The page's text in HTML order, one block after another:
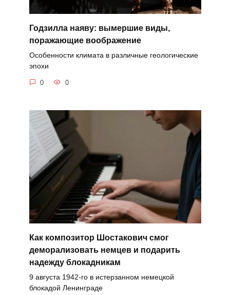
Годзилла наяву: вымершие виды,
поражающие воображение
Особенности климата в различные геологические
эпохи
0 0
Как композитор Шостакович смог
деморализовать немцев и подарить
надежду блокадникам
9 августа 1942-го в истерзанном немецкой
блокадой Ленинграде